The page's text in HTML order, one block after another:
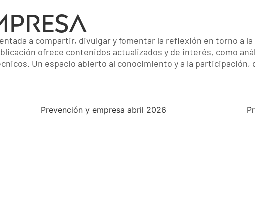
a compartir, divulgar y fomentar la reflexión en torno a
ofrece contenidos actualizados y de interés, como
Un espacio abierto al conocimiento y a la
Prevención y empresa abril 2026